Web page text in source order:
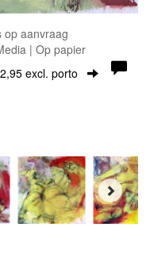
aanvraag
| Op papier
excl. porto